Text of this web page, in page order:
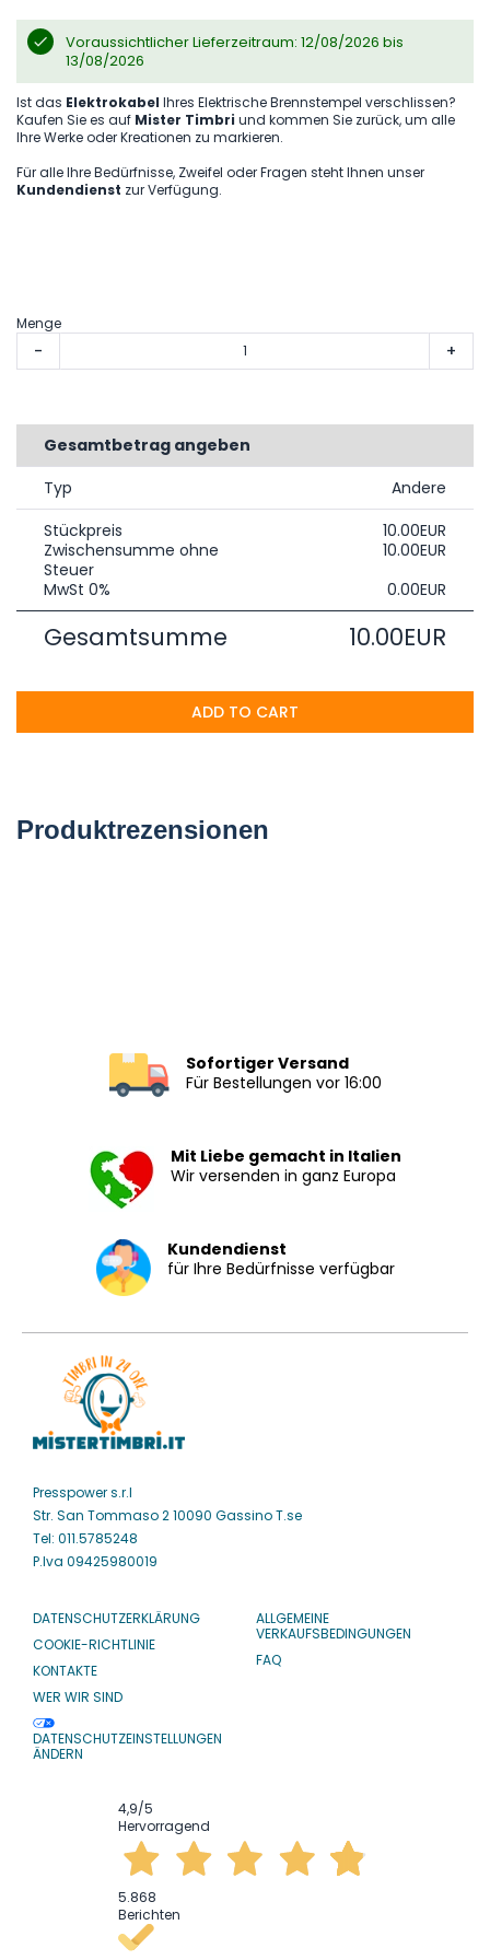
Voraussichtlicher Lieferzeitraum: 12/08/2026 bis
13/08/2026
Ist das Elektrokabel Ihres Elektrische Brennstempel verschlissen?
Kaufen Sie es auf Mister Timbri und kommen Sie zurück, um alle
Ihre Werke oder Kreationen zu markieren.
Für alle Ihre Bedürfnisse, Zweifel oder Fragen steht Ihnen unser
Kundendienst zur Verfügung.
Produktrezensionen
Menge
- +
Gesamtbetrag angeben
Typ
Andere
Stückpreis
10.00EUR
Zwischensumme ohne
Steuer
10.00EUR
MwSt 0%
0.00EUR
Gesamtsumme 10.00EUR
ADD TO CART
Sofortiger Versand
Für Bestellungen vor 16:00
Mit Liebe gemacht in Italien
Wir versenden in ganz Europa
Kundendienst
für Ihre Bedürfnisse verfügbar
Presspower s.r.l
Str. San Tommaso 2 10090 Gassino T.se
Tel: 011.5785248
P.Iva 09425980019
DATENSCHUTZERKLÄRUNG
COOKIE-RICHTLINIE
KONTAKTE
WER WIR SIND
DATENSCHUTZEINSTELLUNGEN
ÄNDERN
ALLGEMEINE
VERKAUFSBEDINGUNGEN
FAQ
4,9/5
Hervorragend
5.868
Berichten